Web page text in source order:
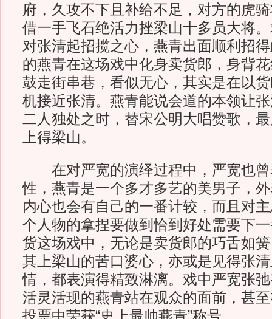
府，久攻不下且补给不足，对方的虎
借一手飞石绝活力挫梁山十多员大将
对张清起招揽之心，燕青出面顺利招
的燕青在这场戏中化身卖货郎，身背
鼓走街串巷，看似无心，其实是在以
机接近张清。燕青能说会道的本领让
二人独处之时，替宋公明大唱赞歌，
上得梁山。
在对严宽的演绎过程中，严宽也曾
性，燕青是一个多才多艺的美男子，
内心也会有自己的一番计较，而且对
个人物的拿捏要做到恰到好处需要下
货这场戏中，无论是卖货郎的巧舌如
其上梁山的苦口婆心，亦或是见得张
情，都表演得精致淋漓。戏中严宽张
活灵活现的燕青站在观众的面前，甚